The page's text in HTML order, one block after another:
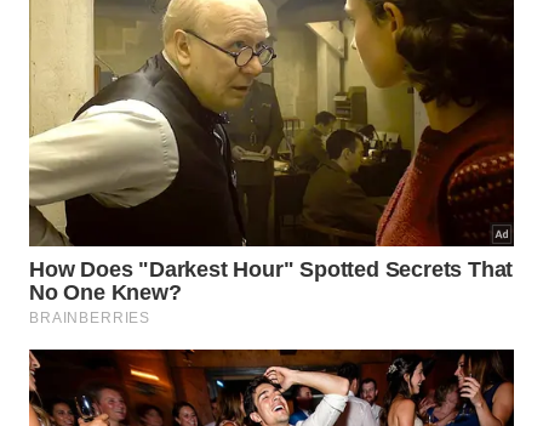
A escolha ideal depende do estilo da família, do
orçamento e da rotina de manutenção. Enquanto
pisos laminados podem atender quem busca
conforto visual, o
parquet
exige mais conservação,
e atendênciados acabamentos contínuos favorece
ambientes mais práticos.
No fim, pisos industriais
mostram como a casa
brasileira está cada vez mais ligada à
funcionalidade, à estética limpa e à durabilidade. Ao
planejar a reforma, pense no revestimento como
parte essencial da decoração, da circulação e do
bem-estar em todos os cômodos.